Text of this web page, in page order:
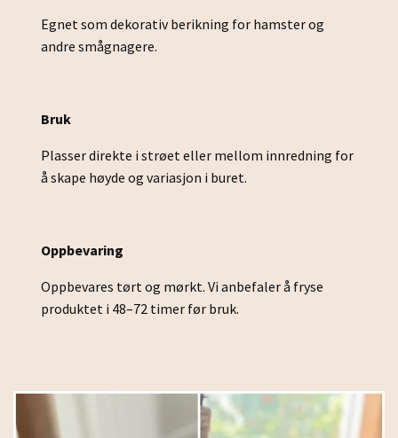
Egnet som dekorativ berikning for hamster og
andre smågnagere.
Bruk
Plasser direkte i strøet eller mellom innredning for
å skape høyde og variasjon i buret.
Oppbevaring
Oppbevares tørt og mørkt. Vi anbefaler å fryse
produktet i 48–72 timer før bruk.